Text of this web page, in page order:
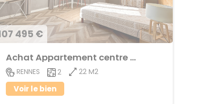
495 €
Achat Appartement centre ville
RENNES 2 22 M2
Voir le bien